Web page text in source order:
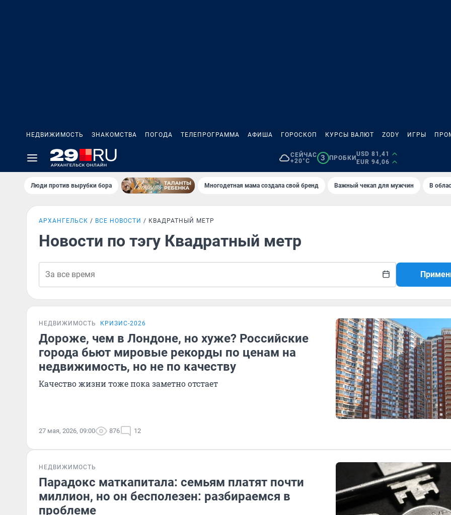
НЕДВИЖИМОСТЬ ЗНАКОМСТВА ПОГОДА ТЕЛЕПРОГРАММА АФИША ГОРОСКОП КУРСЫ ВАЛЮТ ZODY ИГРЫ
СЕЙЧАС
+20°C
3 ПРОБКИ
USD 81,41
EUR 94,06
Люди против вырубки бора Многодетная мама создала свой бренд Важный чекап для мужчин В
АРХАНГЕЛЬСК ВСЕ НОВОСТИ КВАДРАТНЫЙ МЕТР
Новости по тэгу Квадратный метр
НЕДВИЖИМОСТЬ КРИЗИС-2026
Дороже, чем в Лондоне, но хуже? Российские
города бьют мировые рекорды по ценам на
недвижимость, но не по качеству
Качество жизни тоже пока заметно отстает
27 мая, 2026, 09:00 876 12
НЕДВИЖИМОСТЬ
Парадокс маткапитала: семьям платят почти
миллион, но он бесполезен: разбираемся в
проблеме